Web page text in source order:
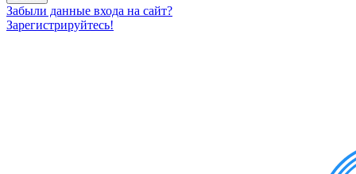
Забыли данные входа на сайт?
Зарегистрируйтесь!